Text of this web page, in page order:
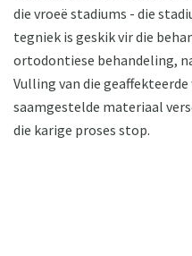
die vroeë stadiums - die
tegniek is geskik vir die
ortodontiese behandeling,
Vulling van die
saamgestelde materiaal
die karige proses stop.